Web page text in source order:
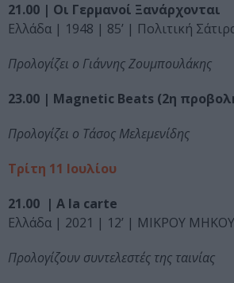
21.00 | Οι Γερμανοί Ξανάρχονται
Ελλάδα | 1948 | 85’ | Πολιτική
Προλογίζει ο Γιάννης Ζουμπουλάκης
23.00 | Magnetic Beats (2η
Προλογίζει ο Τάσος Μελεμενίδης
Τρίτη 11 Ιουλίου
21.00 | A la carte
Ελλάδα | 2021 | 12’ | ΜΙΚΡΟΥ
Προλογίζουν συντελεστές της ταινίας